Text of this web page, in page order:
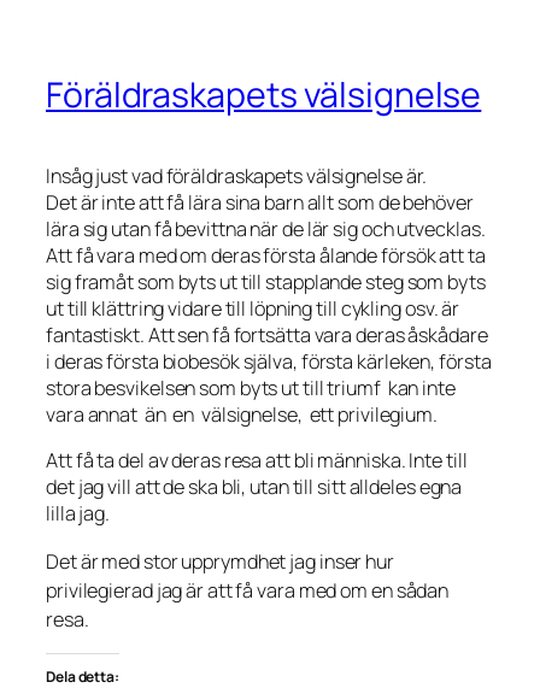
Föräldraskapets välsignelse
Insåg just vad föräldraskapets välsignelse är.
Det är inte att få lära sina barn allt som de behöver
lära sig utan få bevittna när de lär sig och utvecklas.
Att få vara med om deras första ålande försök att ta
sig framåt som byts ut till stapplande steg som byts
ut till klättring vidare till löpning till cykling osv. är
fantastiskt. Att sen få fortsätta vara deras åskådare
i deras första biobesök själva, första kärleken, första
stora besvikelsen som byts ut till triumf kan inte
vara annat än en välsignelse, ett privilegium.
Att få ta del av deras resa att bli människa. Inte till
det jag vill att de ska bli, utan till sitt alldeles egna
lilla jag.
Det är med stor upprymdhet jag inser hur
privilegierad jag är att få vara med om en sådan
resa.
Dela detta: